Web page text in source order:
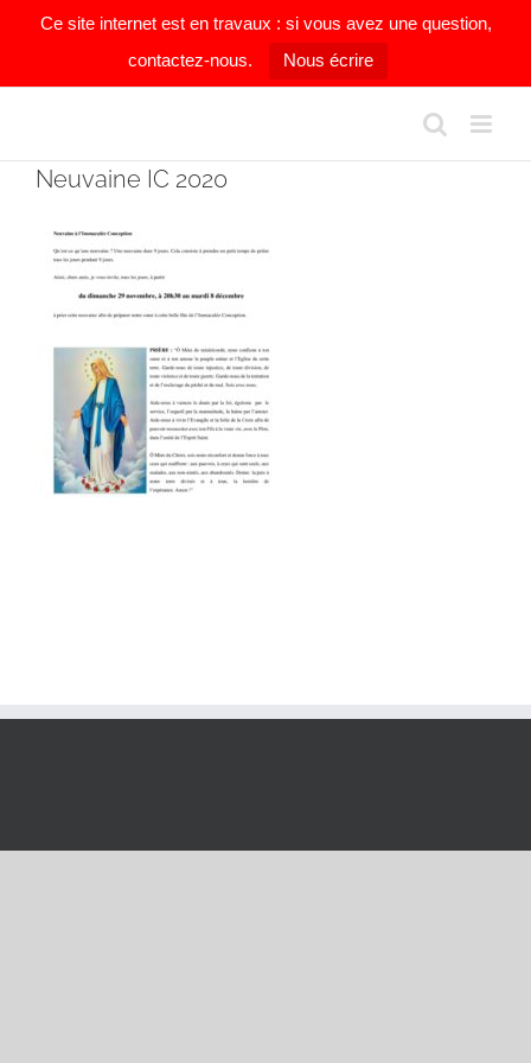
Ce site internet est en travaux : si vous avez une question,
contactez-nous.
Nous écrire
contenuNeuvaine IC 2020